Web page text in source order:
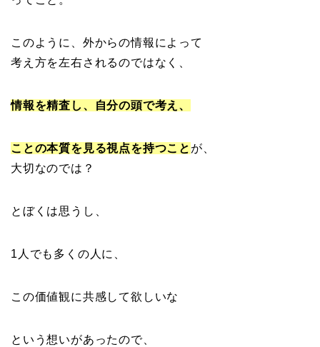
このように、外からの情報によって
考え方を左右されるのではなく、
情報を精査し、自分の頭で考え、
ことの本質を見る視点を持つこと が、
大切なのでは？
とぼくは思うし、
1人でも多くの人に、
この価値観に共感して欲しいな
という想いがあったので、